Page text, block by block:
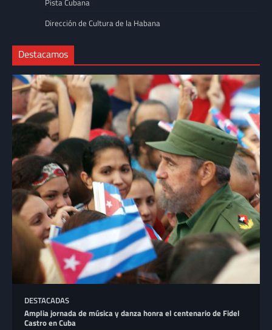
Dirección de Cultura de la Habana
Destacamos
DESTACADAS
Amplia jornada de música y danza honra el centenario de Fidel
Castro en Cuba